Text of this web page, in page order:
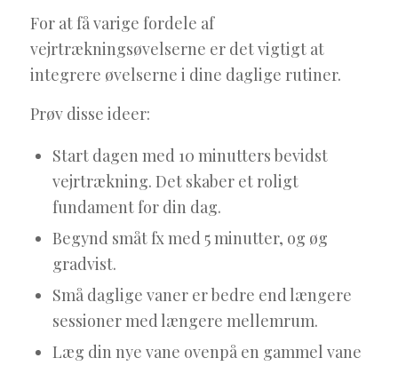
For at få varige fordele af
vejrtrækningsøvelserne er det vigtigt at
integrere øvelserne i dine daglige rutiner.
Prøv disse ideer:
Start dagen med 10 minutters bevidst
vejrtrækning. Det skaber et roligt
fundament for din dag.
Begynd småt fx med 5 minutter, og øg
gradvist.
Små daglige vaner er bedre end længere
sessioner med længere mellemrum.
Læg din nye vane ovenpå en gammel vane